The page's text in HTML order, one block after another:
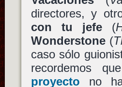
directores, y
con tu jefe (
Wonderstone(
caso sólo
recordemos
proyecto no